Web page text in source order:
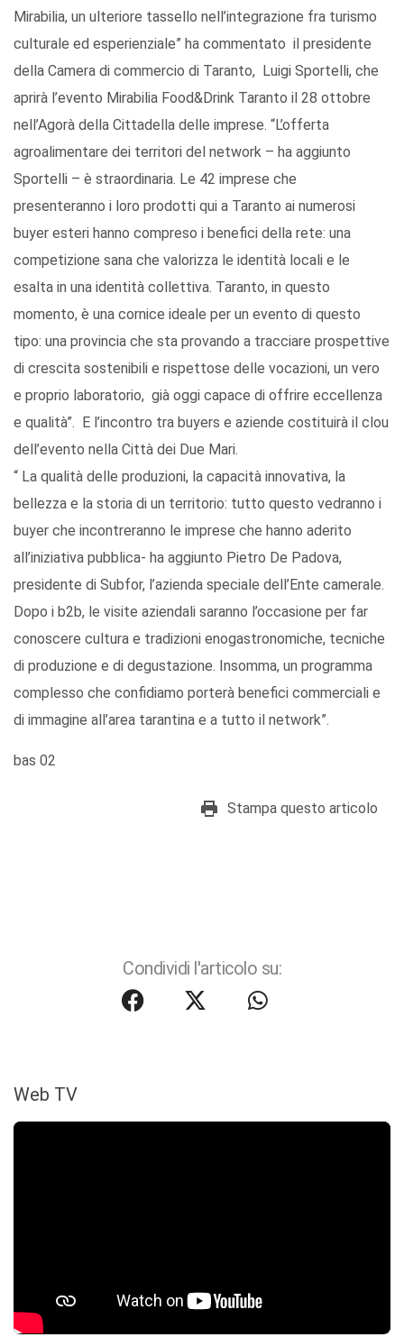
Mirabilia, un ulteriore tassello nell’integrazione fra turismo
culturale ed esperienziale” ha commentato il presidente
della Camera di commercio di Taranto, Luigi Sportelli, che
aprirà l’evento Mirabilia Food&Drink Taranto il 28 ottobre
nell’Agorà della Cittadella delle imprese. “L’offerta
agroalimentare dei territori del network – ha aggiunto
Sportelli – è straordinaria. Le 42 imprese che
presenteranno i loro prodotti qui a Taranto ai numerosi
buyer esteri hanno compreso i benefici della rete: una
competizione sana che valorizza le identità locali e le
esalta in una identità collettiva. Taranto, in questo
momento, è una cornice ideale per un evento di questo
tipo: una provincia che sta provando a tracciare prospettive
di crescita sostenibili e rispettose delle vocazioni, un vero
e proprio laboratorio, già oggi capace di offrire eccellenza
e qualità”. E l’incontro tra buyers e aziende costituirà il clou
dell’evento nella Città dei Due Mari.
“ La qualità delle produzioni, la capacità innovativa, la
bellezza e la storia di un territorio: tutto questo vedranno i
buyer che incontreranno le imprese che hanno aderito
all’iniziativa pubblica- ha aggiunto Pietro De Padova,
presidente di Subfor, l’azienda speciale dell’Ente camerale.
Dopo i b2b, le visite aziendali saranno l’occasione per far
conoscere cultura e tradizioni enogastronomiche, tecniche
di produzione e di degustazione. Insomma, un programma
complesso che confidiamo porterà benefici commerciali e
di immagine all’area tarantina e a tutto il network”.
bas 02
Stampa questo articolo
Condividi l'articolo su:
Web TV